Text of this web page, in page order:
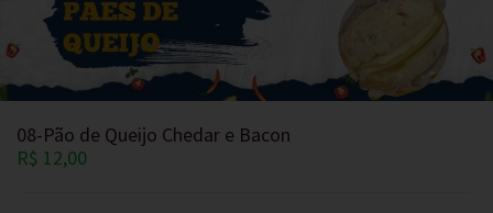
08-Pão de Queijo Chedar e Bacon
R$ 12,00